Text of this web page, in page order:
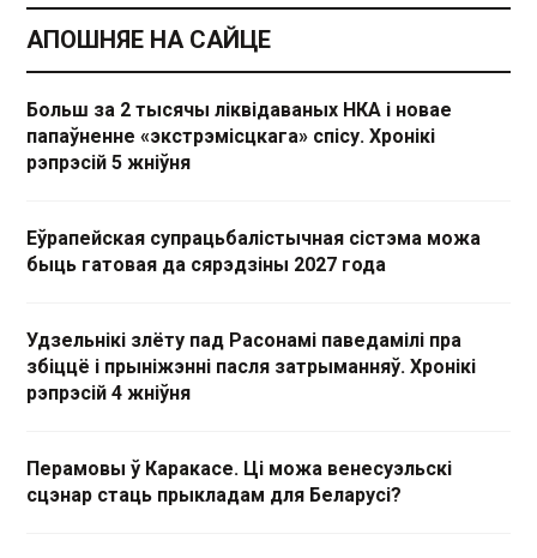
АПОШНЯЕ НА САЙЦЕ
Больш за 2 тысячы ліквідаваных НКА і новае
папаўненне «экстрэмісцкага» спісу. Хронікі
рэпрэсій 5 жніўня
Еўрапейская супрацьбалістычная сістэма можа
быць гатовая да сярэдзіны 2027 года
Удзельнікі злёту пад Расонамі паведамілі пра
збіццё і прыніжэнні пасля затрыманняў. Хронікі
рэпрэсій 4 жніўня
Перамовы ў Каракасе. Ці можа венесуэльскі
сцэнар стаць прыкладам для Беларусі?